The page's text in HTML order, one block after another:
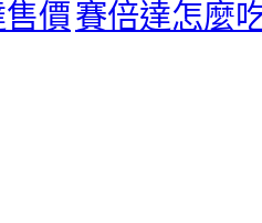
價 賽倍達怎麼